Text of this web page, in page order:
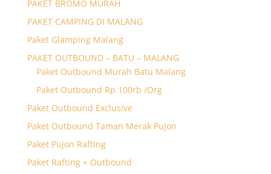
PAKET BROMO MURAH
PAKET CAMPING DI MALANG
Paket Glamping Malang
PAKET OUTBOUND – BATU – MALANG
Paket Outbound Murah Batu Malang
Paket Outbound Rp.100rb /Org
Paket Outbound Exclusive
Paket Outbound Taman Merak Pujon
Paket Pujon Rafting
Paket Rafting + Outbound